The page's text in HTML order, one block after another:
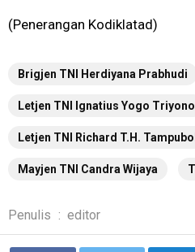
(Penerangan Kodiklatad)
Brigjen TNI Herdiyana Prabhudi
Letjen TNI Ignatius Yogo Triyono
Letjen TNI Richard T.H.
Mayjen TNI Candra Wijaya
Penulis : editor